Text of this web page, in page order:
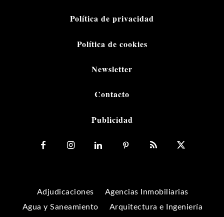
Política de privacidad
Política de cookies
Newsletter
Contacto
Publicidad
Adjudicaciones
Agencias Inmobiliarias
Agua y Saneamiento
Arquitectura e Ingeniería